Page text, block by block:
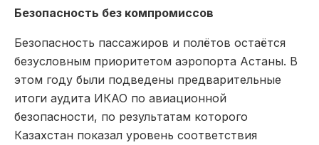
Безопасность без компромиссов
Безопасность пассажиров и полётов остаётся
безусловным приоритетом аэропорта Астаны. В
этом году были подведены предварительные
итоги аудита ИКАО по авиационной
безопасности, по результатам которого
Казахстан показал уровень соответствия